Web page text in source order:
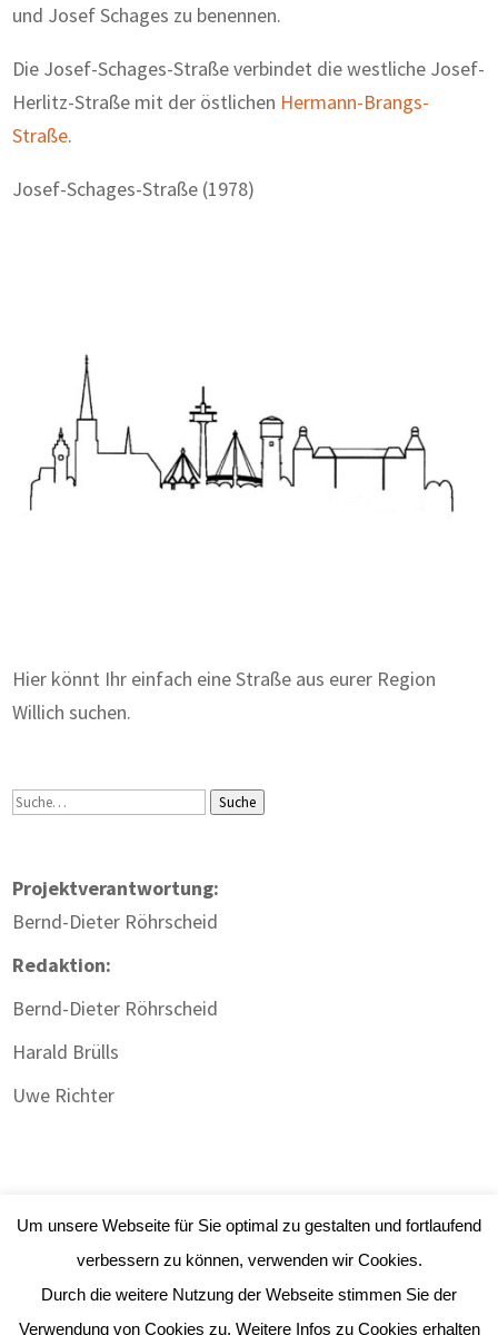
und Josef Schages zu benennen.
Die Josef-Schages-Straße verbindet die westliche Josef-
Herlitz-Straße mit der östlichen Hermann-Brangs-
Straße.
Josef-Schages-Straße (1978)
Hier könnt Ihr einfach eine Straße aus eurer Region
Willich suchen.
Suche Suche
Projektverantwortung:
Bernd-Dieter Röhrscheid
Redaktion:
Bernd-Dieter Röhrscheid
Harald Brülls
Uwe Richter
Um unsere Webseite für Sie optimal zu gestalten und fortlaufend
verbessern zu können, verwenden wir Cookies.
Durch die weitere Nutzung der Webseite stimmen Sie der
Verwendung von Cookies zu. Weitere Infos zu Cookies erhalten